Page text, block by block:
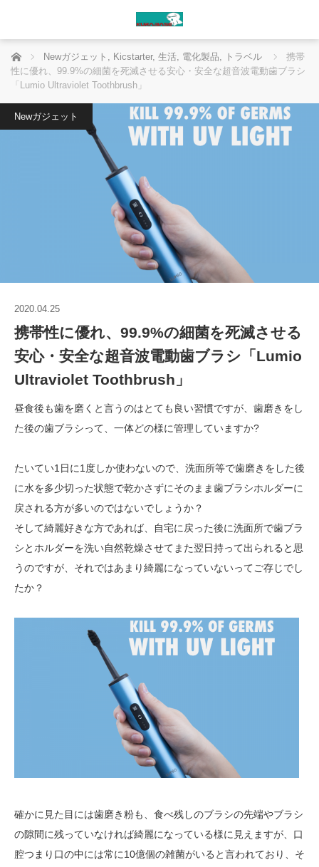
ホーム Newガジェット , Kicstarter, 生活, 電化製品, トラベル
携帯
性に優れ、99.9%の細菌を死滅させる安心・安全な超音波電動歯ブラシ
「Lumio Ultraviolet Toothbrush」
Newガジェット
2020.04.25
携帯性に優れ、99.9%の細菌を死滅させる
安心・安全な超音波電動歯ブラシ「Lumio
Ultraviolet Toothbrush」
昼食後も歯を磨くと言うのはとても良い習慣ですが、歯磨きをし
た後の歯ブラシって、一体どの様に管理していますか?
たいてい1日に1度しか使わないので、洗面所等で歯磨きをした後
に水を多少切った状態で乾かさずにそのまま歯ブラシホルダーに
戻される方が多いのではないでしょうか？
そして綺麗好きな方であれば、自宅に戻った後に洗面所で歯ブラ
シとホルダーを洗い自然乾燥させてまた翌日持って出られると思
うのですが、それではあまり綺麗になっていないってご存じでし
たか？
確かに見た目には歯磨き粉も、食べ残しのブラシの先端やブラシ
の隙間に残っていなければ綺麗になっている様に見えますが、口
腔つまり口の中には常に10億個の雑菌がいると言われており、そ